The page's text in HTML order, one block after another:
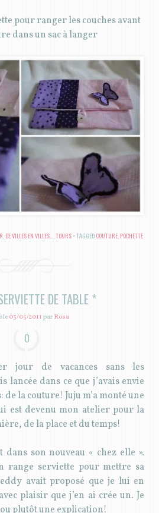
pour ranger les couches avant
dans un sac à langer
DE VILLES EN VILLES... TOURS TAGGED COUTURE POCHETTE
DE TABLE *
le03/05/2011parRosa
0
jour de vacances sans les
lancée dans ce que j’avais envie
la couture! Juju m’a monté une
est devenu mon atelier pour la
de la place et du temps!
dans son nouveau « chez elle ».
range serviette pour mettre sa
avait proposé que je lui en
plaisir que j’en ai crée un. Je
plutôt une explication!